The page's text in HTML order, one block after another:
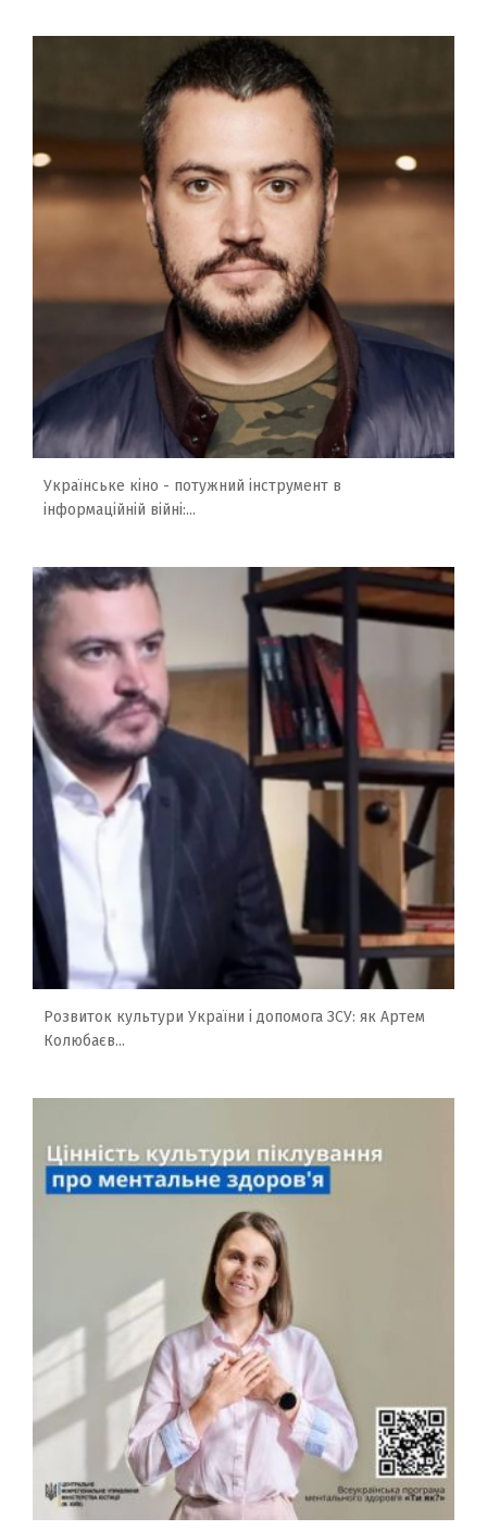
Українське кіно - потужний інструмент в
інформаційній війні:...
Розвиток культури України і допомога ЗСУ: як Артем
Колюбаєв...